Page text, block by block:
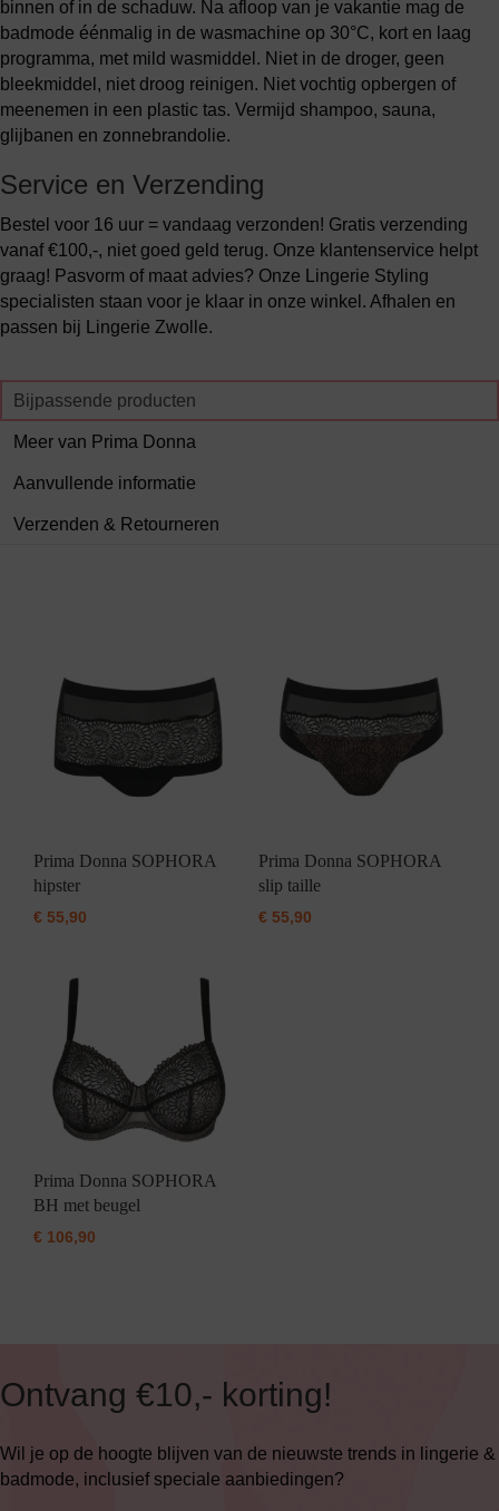
binnen of in de schaduw. Na afloop van je vakantie mag de
badmode éénmalig in de wasmachine op 30°C, kort en laag
programma, met mild wasmiddel. Niet in de droger, geen
bleekmiddel, niet droog reinigen. Niet vochtig opbergen of
meenemen in een plastic tas. Vermijd shampoo, sauna,
glijbanen en zonnebrandolie.
Service en Verzending
Bestel voor 16 uur = vandaag verzonden! Gratis verzending
vanaf €100,-, niet goed geld terug. Onze klantenservice helpt
graag! Pasvorm of maat advies? Onze Lingerie Styling
specialisten staan voor je klaar in onze winkel. Afhalen en
passen bij Lingerie Zwolle.
Bijpassende producten
Meer van Prima Donna
Aanvullende informatie
Verzenden & Retourneren
Prima Donna SOPHORA
hipster
€ 55,90
Prima Donna SOPHORA
slip taille
€55,90
Prima Donna SOPHORA
BH met beugel
€ 106,90
Ontvang €10,- korting!
Wil je op de hoogte blijven van de nieuwste trends in lingerie &
badmode, inclusief speciale aanbiedingen?